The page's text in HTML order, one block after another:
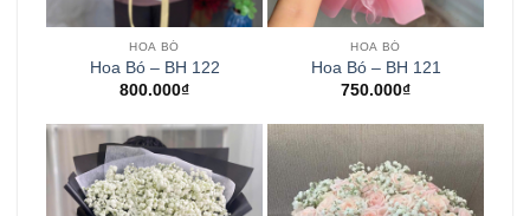
HOA BÓ
Hoa Bó – BH 122
800.000₫
HOA BÓ
Hoa Bó – BH 121
750.000₫